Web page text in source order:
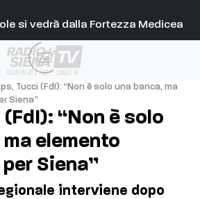
si vedrà dalla Fortezza Medicea
state poco corrette”
Ad
Tucci (FdI): “Non è solo una banca, ma
Siena”
(FdI): “Non è solo
elemento
Siena”
interviene dopo